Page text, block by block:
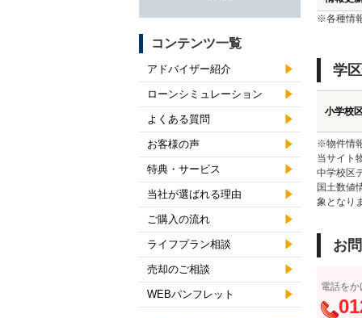
※各種情
学
小学校
※物件情
当サイト
中学校区
国土数値
象となり
お
電話を
コンテンツ一覧
アドバイザー紹介
ローンシミュレーション
よくある質問
お客様の声
特典・サービス
当社が選ばれる理由
ご購入の流れ
ライフプラン相談
売却のご相談
WEBパンフレット